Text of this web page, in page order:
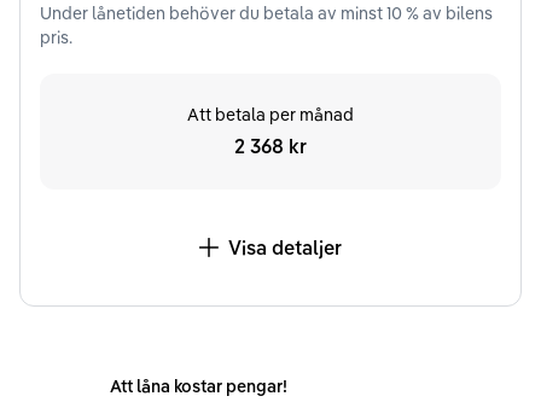
Under lånetiden behöver du betala av minst10% av bilens
pris.
Att betala per månad
2 368 kr
Visa detaljer
Att låna kostar pengar!